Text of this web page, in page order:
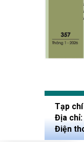
Tạp
Địa chỉ:
Điện